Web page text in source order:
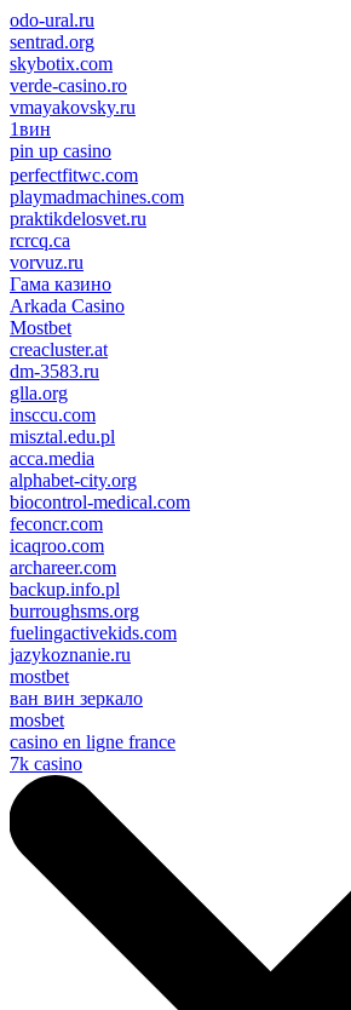
odo-ural.ru
sentrad.org
skybotix.com
verde-casino.ro
vmayakovsky.ru
1вин
pin up casino
пин ап
1win
perfectfitwc.com
playmadmachines.com
praktikdelosvet.ru
rcrcq.ca
vorvuz.ru
Гама казино
Arkada Casino
Mostbet
creacluster.at
dm-3583.ru
glla.org
insccu.com
misztal.edu.pl
acca.media
alphabet-city.org
biocontrol-medical.com
feconcr.com
icaqroo.com
archareer.com
backup.info.pl
burroughsms.org
fuelingactivekids.com
jazykoznanie.ru
mostbet
ван вин зеркало
mosbet
casino en ligne france
7k casino